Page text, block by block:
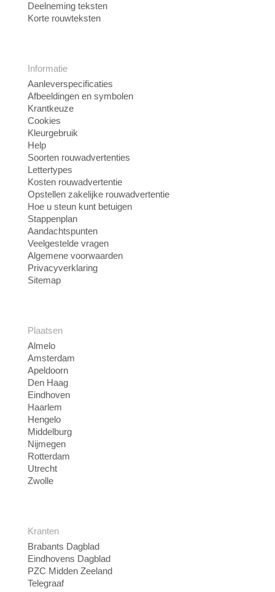
Deelneming teksten
Korte rouwteksten
Informatie
Aanleverspecificaties
Afbeeldingen en symbolen
Krantkeuze
Cookies
Kleurgebruik
Help
Soorten rouwadvertenties
Lettertypes
Kosten rouwadvertentie
Opstellen zakelijke rouwadvertentie
Hoe u steun kunt betuigen
Stappenplan
Aandachtspunten
Veelgestelde vragen
Algemene voorwaarden
Privacyverklaring
Sitemap
Plaatsen
Almelo
Amsterdam
Apeldoorn
Den Haag
Eindhoven
Haarlem
Hengelo
Middelburg
Nijmegen
Rotterdam
Utrecht
Zwolle
Kranten
Brabants Dagblad
Eindhovens Dagblad
PZC Midden Zeeland
Telegraaf